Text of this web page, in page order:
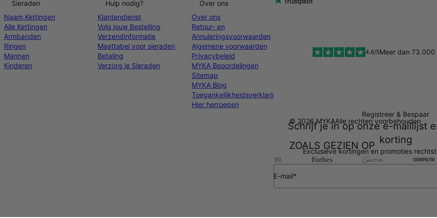
ZOALS GEZIEN OP
Registreer & Bespaar
Schrijf je in op onze e-maillijst
korting
Exclusieve kortingen en promoties
E-mail*
Sieraden
Naam Kettingen
Alle Kettingen
Armbanden
Ringen
Mannen
Kinderen
Hulp nodig?
Klantendienst
Volg jouw Bestelling
Verzendinformatie
Maattabel voor sieraden
Betaling
Verzorg je Sieraden
Over ons
Over ons
Retour- en
Annuleringsvoorwaarden
Algemene voorwaarden
Privacybeleid
MYKA Beoordelingen
Sitemap
MYKA Blog
Toegankelijkheidsverklaring
Hier herroepen
4.6/5Meer dan
© 2026 MYKAAlle rechten voorbehouden